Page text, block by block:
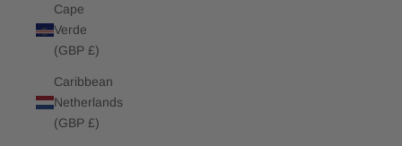
Cape
Verde
(GBP £)
Caribbean
Netherlands
(GBP £)